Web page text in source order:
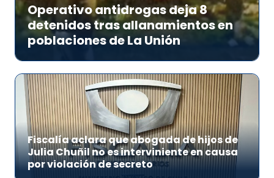
Operativo antidrogas deja 8
detenidos tras allanamientos en
poblaciones de La Unión
Fiscalía aclara que abogada de hijos de
Julia Chuñil no es interviniente en causa
por violación de secreto